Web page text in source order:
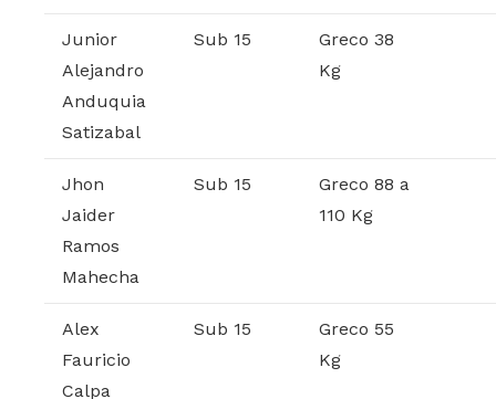
Junior
Alejandro
Anduquia
Satizabal
Sub 15
Greco 38
Kg
Jhon
Jaider
Ramos
Mahecha
Sub 15
Greco 88 a
110 Kg
Alex
Fauricio
Calpa
Sub 15
Greco 55
Kg